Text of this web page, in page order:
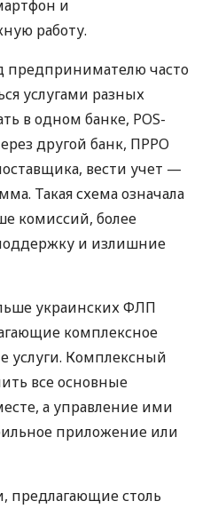
и
работу.
предпринимателю часто
услугами разных
в одном банке, POS-
другой банк, ПРРО
вести учет —
Такая схема означала
комиссий, более
и излишние
украинских ФЛП
комплексное
услуги. Комплексный
все основные
а управление ими
приложение или
предлагающие столь